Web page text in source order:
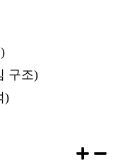
구조)
)